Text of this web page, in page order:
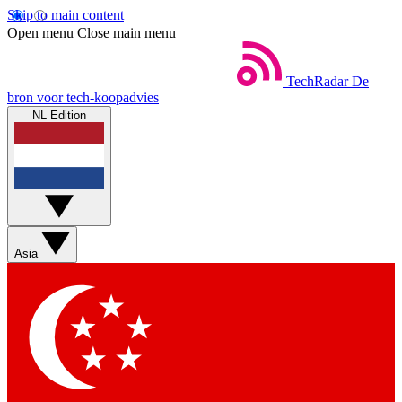
Skip to main content
Open menu Close main menu
TechRadar De
bron voor tech-koopadvies
NL Edition
Asia